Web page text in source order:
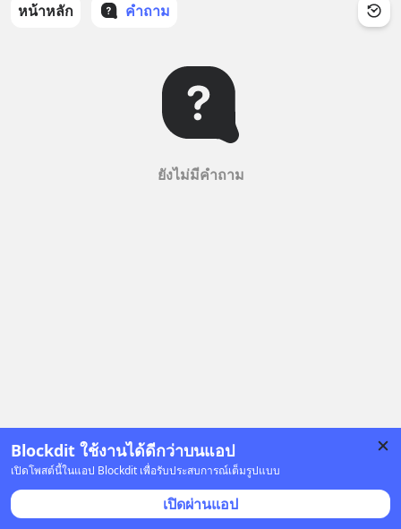
Blockdit ใช้งานได้ดีกว่าบนแอป
เปิดโพสต์นี้ในแอป Blockdit เพื่อรับประสบการณ์เต็มรูปแบบ
เปิดผ่านแอป
หน้าหลัก คำถาม
ยังไม่มีคำถาม